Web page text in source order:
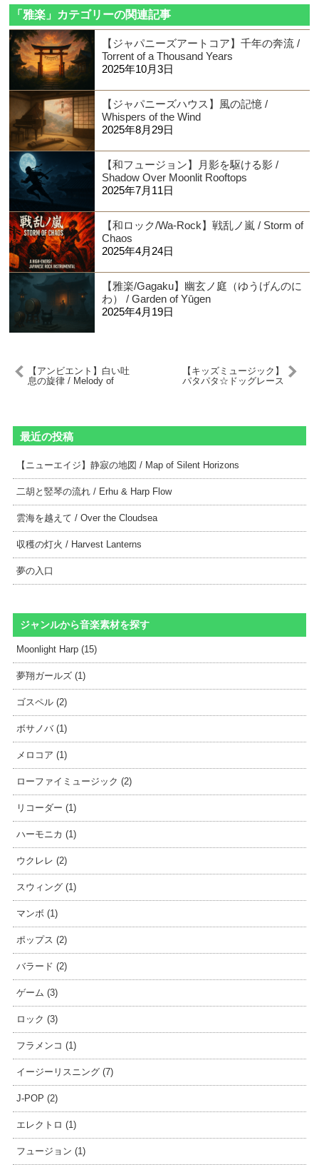
「雅楽」カテゴリーの関連記事
【ジャパニーズアートコア】千年の奔流 /
Torrent of a Thousand Years
2025年10月3日
【ジャパニーズハウス】風の記憶 /
Whispers of the Wind
2025年8月29日
【和フュージョン】月影を駆ける影 /
Shadow Over Moonlit Rooftops
2025年7月11日
【和ロック/Wa-Rock】戦乱ノ嵐 / Storm of
Chaos
2025年4月24日
【雅楽/Gagaku】幽玄ノ庭（ゆうげんのに
わ） / Garden of Yūgen
2025年4月19日
【アンビエント】白い吐
息の旋律 / Melody of
【キッズミュージック】
パタパタ☆ドッグレース
最近の投稿
【ニューエイジ】静寂の地図 / Map of Silent Horizons
二胡と竪琴の流れ / Erhu & Harp Flow
雲海を越えて / Over the Cloudsea
収穫の灯火 / Harvest Lanterns
夢の入口
ジャンルから音楽素材を探す
Moonlight Harp (15)
夢翔ガールズ (1)
ゴスペル (2)
ボサノバ (1)
メロコア (1)
ローファイミュージック (2)
リコーダー (1)
ハーモニカ (1)
ウクレレ (2)
スウィング (1)
マンボ (1)
ポップス (2)
バラード (2)
ゲーム (3)
ロック (3)
フラメンコ (1)
イージーリスニング (7)
J-POP (2)
エレクトロ (1)
フュージョン (1)